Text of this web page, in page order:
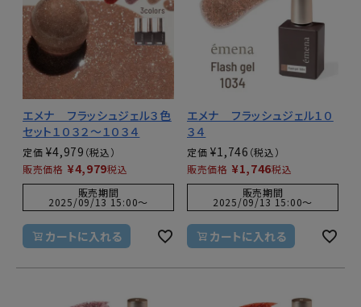
エメナ フラッシュジェル３色
セット１０３２～１０３４
定価 ¥4,979
販売価格 ¥4,979税込
販売期間
2025/09/13 15:00〜
カートに入れる
エメナ フラッシュジェル１０
３４
定価 ¥1,746
販売価格 ¥1,746税込
販売期間
2025/09/13 15:00〜
カートに入れる